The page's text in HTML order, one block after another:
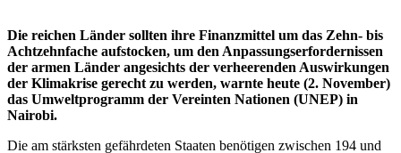
Die reichen Länder sollten ihre Finanzmittel um das Zehn- bis
Achtzehnfache aufstocken, um den Anpassungserfordernissen
der armen Länder angesichts der verheerenden Auswirkungen
der Klimakrise gerecht zu werden, warnte heute (2. November)
das Umweltprogramm der Vereinten Nationen (UNEP) in
Nairobi.
Die am stärksten gefährdeten Staaten benötigen zwischen 194 und